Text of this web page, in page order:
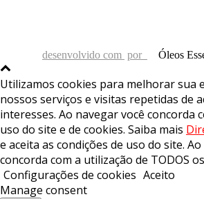
desenvolvido com por Óleos
Utilizamos cookies para melhorar sua
nossos serviços e visitas repetidas de
interesses. Ao navegar você concorda
uso do site e de cookies. Saiba mais
e aceita as condições de uso do site. Ao
concorda com a utilização de TODOS
Configurações de cookies Aceito
Manage consent